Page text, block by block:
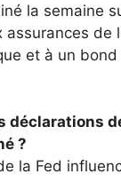
la semaine
assurances de
et à un
déclarations
?
la Fed